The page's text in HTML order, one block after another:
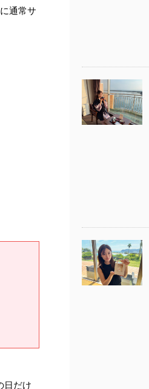
通常サ
日だけ